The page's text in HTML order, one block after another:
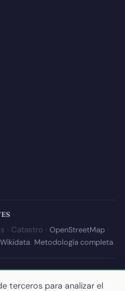
· Catastro · OpenStreetMap·
Wikidata. Metodología completa.
de España con datos
porYoel Castaño.
terceros para analizar el